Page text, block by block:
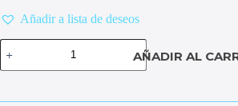
Añadir a lista de deseos
Llavero
colorido
de
cantidad
AÑADIR AL